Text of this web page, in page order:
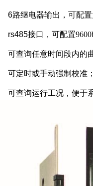
6路继电器输出，可配
rs485接口，可配置
可查询任意时间段内的
可定时或手动强制校准；
可查询运行工况，便于